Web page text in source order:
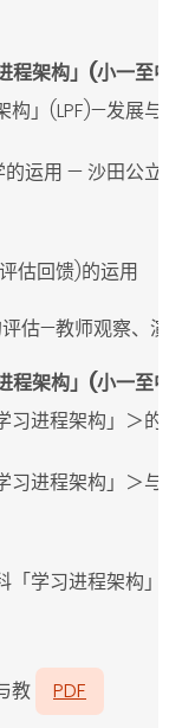
程架构」(小一至
构」(LPF)—发展与
的运用 — 沙田公立
估回馈)的运用
估—教师观察、演
程架构」(小一至中
习进程架构」＞的
习进程架构」＞与
「学习进程架构」
教 PDF